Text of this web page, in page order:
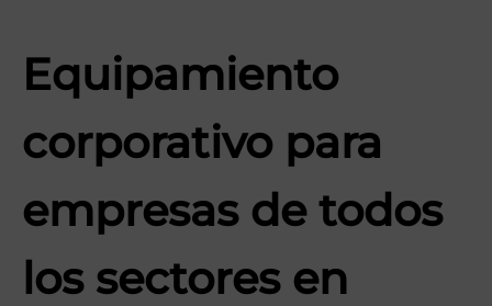
Equipamiento
corporativo para
empresas de todos
los sectores en